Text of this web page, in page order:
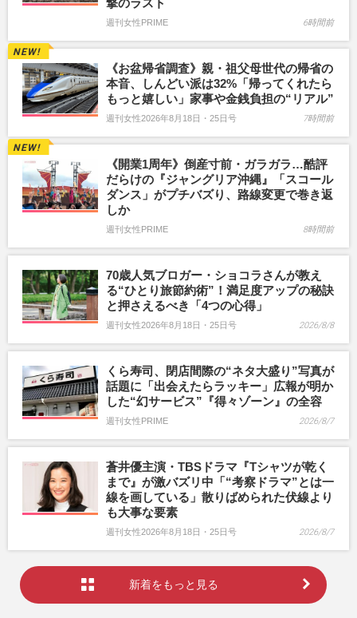
週刊女性PRIME 6時間前
《お盆帰省調査》親・祖父母世代の帰省の
本音、しんどい派は32%「帰ってくれたら
もっと嬉しい」家事や金銭負担の“リアル”
週刊女性2026年8月18日・25日号 7時間前
《開業1周年》倒産寸前・ガラガラ…酷評
だらけの『ジャングリア沖縄』「スコール
ダンス」がプチバズり、路線変更で巻き返
しか
週刊女性PRIME 8時間前
70歳人気ブロガー・ショコラさんが教え
る“ひとり旅節約術”！満足度アップの秘訣
と押さえるべき「4つの心得」
週刊女性2026年8月18日・25日号 2026/8/8
くら寿司、閉店間際の“ネタ大盛り”写真が
話題に「出会えたらラッキー」広報が明か
した“幻サービス”『得々ゾーン』の全容
週刊女性PRIME 2026/8/7
蒼井優主演・TBSドラマ『Tシャツが乾く
まで』が激バズリ中「“考察ドラマ”とは一
線を画している」散りばめられた伏線より
も大事な要素
週刊女性2026年8月18日・25日号 2026/8/7
新着をもっと見る